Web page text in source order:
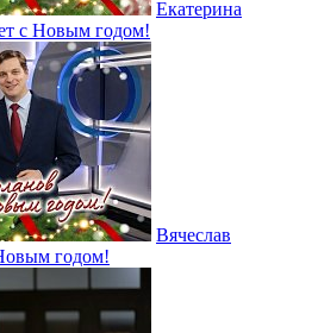
Екатерина
с Новым годом!
Вячеслав
годом!